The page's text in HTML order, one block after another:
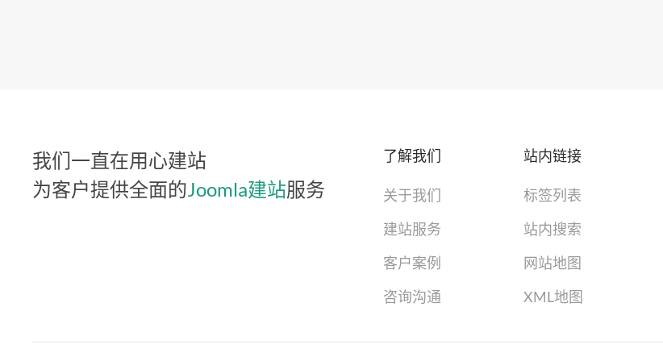
我们一直在用心建站
为客户提供全面的 Joomla建站服务
了解我们
关于我们
建站服务
客户案例
咨询沟通
站内链接
标签列表
站内搜索
网站地图
XML地图